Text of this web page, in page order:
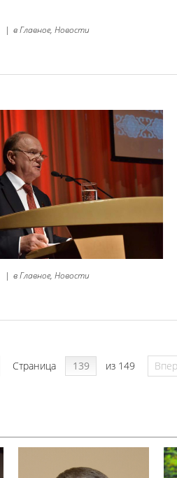
| вГлавное, Новости
| вГлавное, Новости
Страница из 149